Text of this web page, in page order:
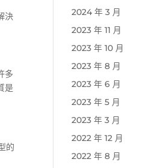
決
多
是
的
2024 年 3 月
2023 年 11 月
2023 年 10 月
2023 年 8 月
2023 年 6 月
2023 年 5 月
2023 年 3 月
2022 年 12 月
2022 年 8 月